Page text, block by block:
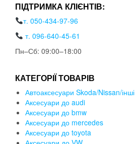
ПІДТРИМКА КЛІЄНТІВ:
т. 050-434-97-96
т. 096-640-45-61
Пн–Сб: 09:00–18:00
КАТЕГОРІЇ ТОВАРІВ
Автоаксесуари Skoda/Nissan/інші
Аксесуари до audi
Аксесуари до bmw
Аксесуари до mercedes
Аксесуари до toyota